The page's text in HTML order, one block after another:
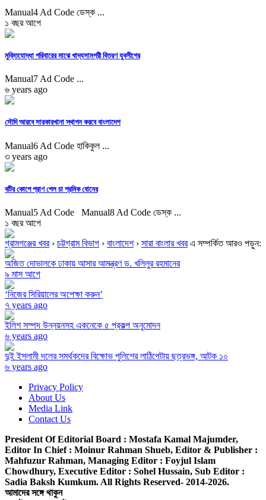
Manual4 Ad Code ডেস্ক ...
১ বছর আগে
মুক্তিযোদ্ধা পরিবারের মাঝে খাদ্যসামগ্রী বিতরণ যুবলীগের
Manual7 Ad Code ...
৬ years ago
সৌদি আরবে সারকারখানা স্থাপন করবে বাংলাদেশ
Manual6 Ad Code হাকিকুল ...
৩ years ago
বটির কোপে প্রাণ গেল চা শ্রমিক বোনের
Manual5 Ad Code Manual8 Ad Code ডেস্ক ...
১ বছর আগে
গ্রামগঞ্জের খবর› চট্টগ্রাম বিভাগ › বাংলাদেশ› সারা বাংলার খবরএ সম্পর্কিত আরও পড়ুন:
অজিত দোভালকে ঢাকায় আসার আমন্ত্রণ ড. খলিলুর রহমানের
৯ মাস আগে
‘নিজের সিরিয়ালের অপেক্ষা করুন’
৭ years ago
ইলিশ সম্পদ উন্নয়নসহ একনেকে ৫ প্রকল্প অনুমোদন
৬ years ago
দুই ইসলামী দলের সমর্থকদের বিক্ষোভ পুলিশের লাঠিপেটায় ছত্রভঙ্গ, আটক ১০
৬ years ago
Privacy Policy
About Us
Media Link
Contact Us
President Of Editorial Board : Mostafa Kamal Majumder,
Editor In Chief : Moinur Rahman Shueb, Editor & Publisher :
Mahfuzur Rahman, Managing Editor : Foyjul Islam
Chowdhury, Executive Editor : Sohel Hussain, Sub Editor :
Sadia Baksh Kumkum. All Rights Reserved- 2014-2026.
আমাদের সঙ্গে থাকুন